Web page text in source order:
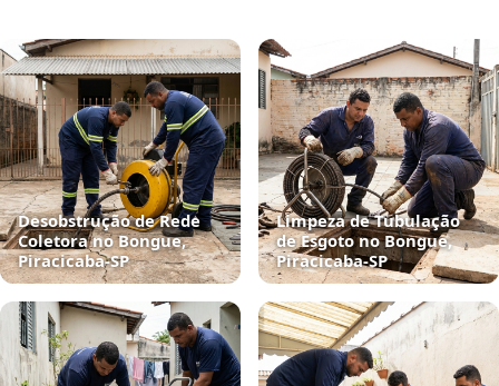
Desobstrução de Rede
Coletora no Bongue,
Piracicaba‑SP
Limpeza de Tubulação
de Esgoto no Bongue,
Piracicaba‑SP